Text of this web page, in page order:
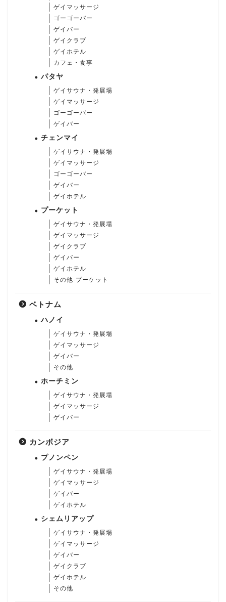
ゲイマッサージ
ゴーゴーバー
ゲイバー
ゲイクラブ
ゲイホテル
カフェ・食事
パタヤ
ゲイサウナ・発展場
ゲイマッサージ
ゴーゴーバー
ゲイバー
チェンマイ
ゲイサウナ・発展場
ゲイマッサージ
ゴーゴーバー
ゲイバー
ゲイホテル
プーケット
ゲイサウナ・発展場
ゲイマッサージ
ゲイクラブ
ゲイバー
ゲイホテル
その他-プーケット
ベトナム
ハノイ
ゲイサウナ・発展場
ゲイマッサージ
ゲイバー
その他
ホーチミン
ゲイサウナ・発展場
ゲイマッサージ
ゲイバー
カンボジア
プノンペン
ゲイサウナ・発展場
ゲイマッサージ
ゲイバー
ゲイホテル
シェムリアップ
ゲイサウナ・発展場
ゲイマッサージ
ゲイバー
ゲイクラブ
ゲイホテル
その他